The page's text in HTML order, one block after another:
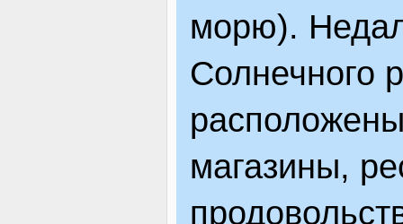
ОГОЛОШЕННЯ
морю).
Солнечного
магазины,